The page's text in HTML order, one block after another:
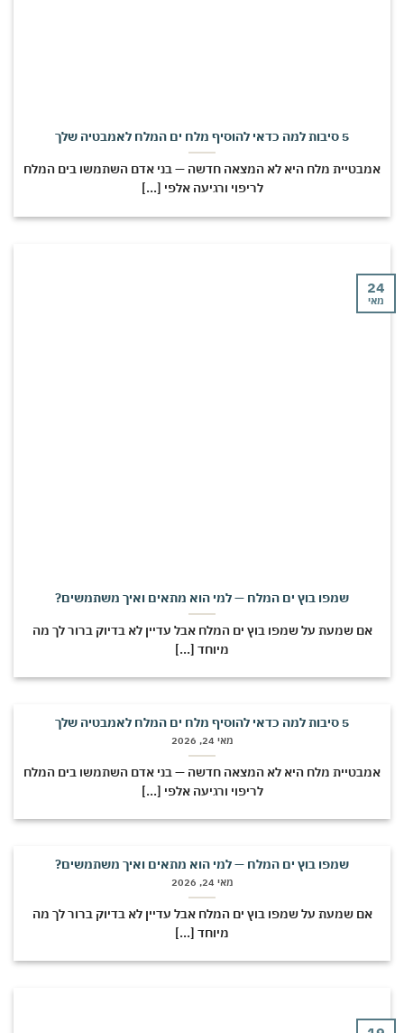
מלח היא לא המצאה חדשה — בני אדם השתמשו בים המלח
לריפוי ורגיעה אלפי [...]
שמפו בוץ ים המלח — למי הוא מתאים ואיך משתמשים?
אם שמעת על שמפו בוץ ים המלח אבל עדיין לא בדיוק ברור לך מה
מיוחד [...]
מלח היא לא המצאה חדשה — בני אדם השתמשו בים המלח
לריפוי ורגיעה אלפי [...]
שמפו בוץ ים המלח — למי הוא מתאים ואיך משתמשים?
אם שמעת על שמפו בוץ ים המלח אבל עדיין לא בדיוק ברור לך מה
מיוחד [...]